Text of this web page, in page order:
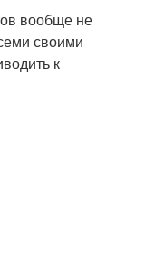
вообще не
своими
к